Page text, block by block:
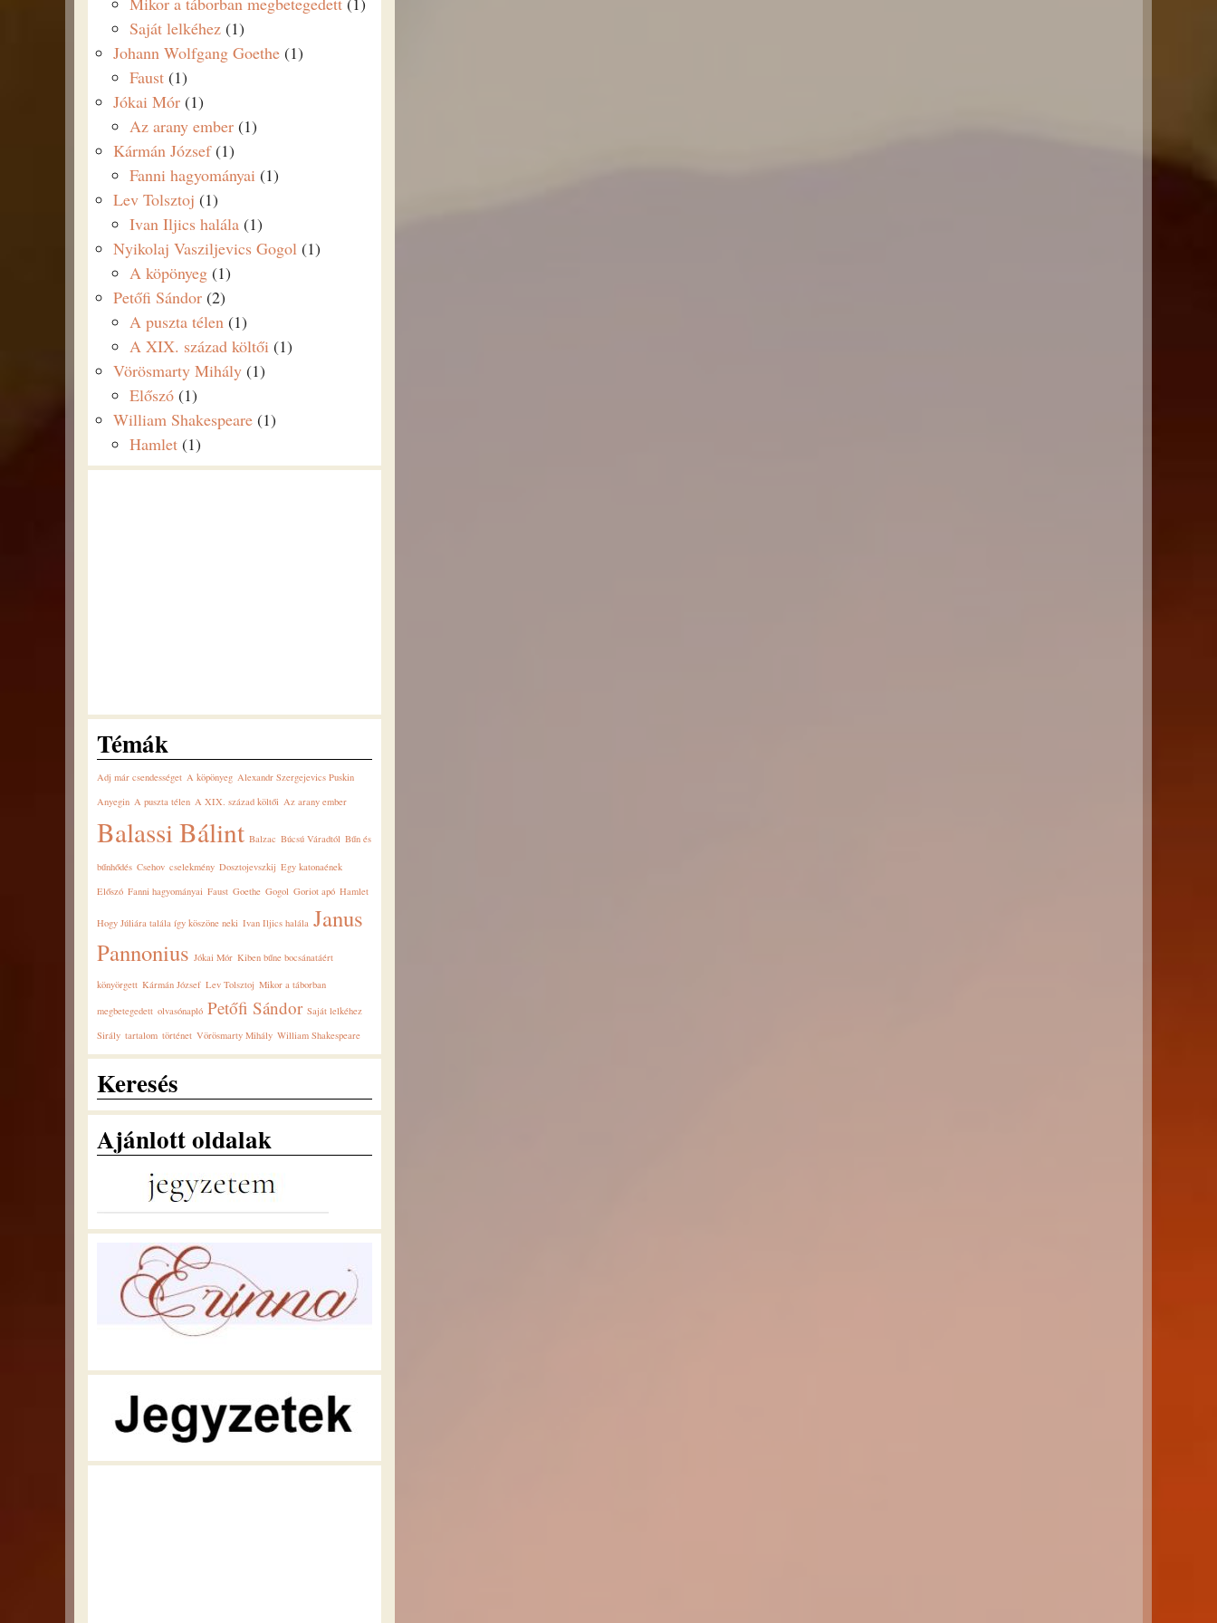
Saját lelkéhez (1)
Johann Wolfgang Goethe (1)
Faust (1)
Jókai Mór (1)
Az arany ember (1)
Kármán József(1)
Fanni hagyományai (1)
Lev Tolsztoj (1)
Ivan Iljics halála (1)
Nyikolaj Vasziljevics Gogol (1)
A köpönyeg (1)
Petőfi Sándor (2)
A puszta télen (1)
A XIX. század költői (1)
Vörösmarty Mihály (1)
Előszó (1)
William Shakespeare (1)
Hamlet (1)
Témák
Adj már csendességet A köpönyeg Alexandr Szergejevics Puskin
Anyegin A puszta télen A XIX. század költői Az arany ember
Balassi Bálint Balzac Búcsú Váradtól Bűn és
bűnhődés Csehov cselekmény Dosztojevszkij Egy katonaének
Előszó Fanni hagyományai Faust Goethe Gogol Goriot apó Hamlet
Hogy Júliára talála így köszöne neki Ivan Iljics halála Janus
Pannonius Jókai Mór Kiben bűne bocsánatáért
könyörgett Kármán József Lev Tolsztoj Mikor a táborban
megbetegedett olvasónapló Petőfi Sándor Saját lelkéhez
Sirály tartalom történet Vörösmarty Mihály William Shakespeare
Keresés
Ajánlott oldalak